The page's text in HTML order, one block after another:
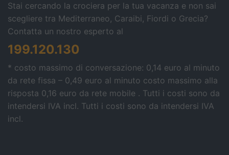
Stai cercando la crociera per la tua vacanza e non sai
scegliere tra Mediterraneo, Caraibi, Fiordi o Grecia?
Contatta un nostro esperto al
199.120.130
* costo massimo di conversazione: 0,14 euro al minuto
da rete fissa – 0,49 euro al minuto costo massimo alla
risposta 0,16 euro da rete mobile . Tutti i costi sono da
intendersi IVA incl. Tutti i costi sono da intendersi IVA
incl.